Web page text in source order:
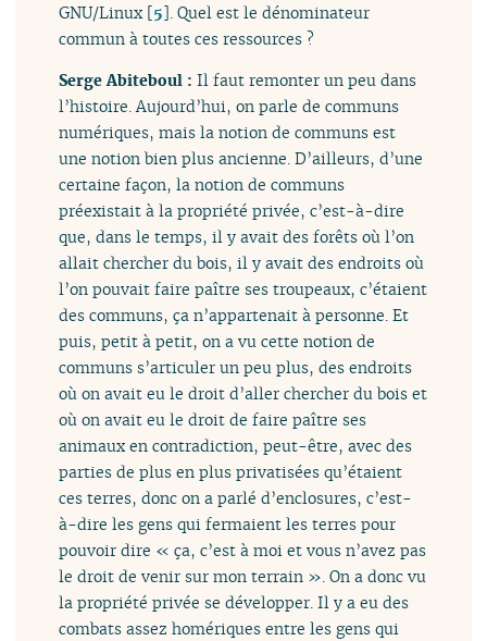
GNU/Linux [5] . Quel est le dénominateur
commun à toutes ces ressources ?
Serge Abiteboul :Il faut remonter un peu dans
l’histoire. Aujourd’hui, on parle de communs
numériques, mais la notion de communs est
une notion bien plus ancienne. D’ailleurs, d’une
certaine façon, la notion de communs
préexistait à la propriété privée, c’est-à-dire
que, dans le temps, il y avait des forêts où l’on
allait chercher du bois, il y avait des endroits où
l’on pouvait faire paître ses troupeaux, c’étaient
des communs, ça n’appartenait à personne. Et
puis, petit à petit, on a vu cette notion de
communs s’articuler un peu plus, des endroits
où on avait eu le droit d’aller chercher du bois et
où on avait eu le droit de faire paître ses
animaux en contradiction, peut-être, avec des
parties de plus en plus privatisées qu’étaient
ces terres, donc on a parlé d’enclosures, c’est-
à-dire les gens qui fermaient les terres pour
pouvoir dire « ça, c’est à moi et vous n’avez pas
le droit de venir sur mon terrain ». On a donc vu
la propriété privée se développer. Il y a eu des
combats assez homériques entre les gens qui